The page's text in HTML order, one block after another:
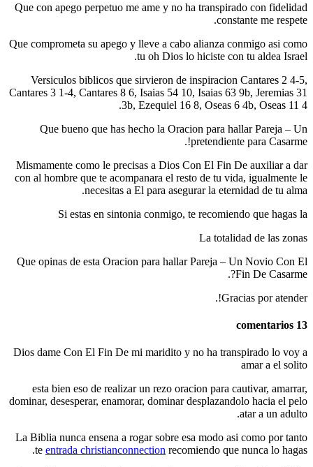
Que con apego perpetuo me ame y no ha transpirado con fidelidad
constante me respete.
Que comprometa su apego y lleve a cabo alianza conmigo asi como
tu oh Dios lo hiciste con tu aldea Israel.
Versiculos biblicos que sirvieron de inspiracion Cantares 2 4-5,
Cantares 3 1-4, Cantares 8 6, Isaias 54 10, Isaias 63 9b, Jeremias 31
3b, Ezequiel 16 8, Oseas 6 4b, Oseas 11 4.
Que bueno que has hecho la Oracion para hallar Pareja – Un
pretendiente para Casarme!.
Mismamente como le precisas a Dios Con El Fin De auxiliar a dar
con al hombre que te acompanara el resto de tu vida, igualmente le
necesitas a El para asegurar la eternidad de tu alma.
Si estas en sintonia conmigo, te recomiendo que hagas la
La totalidad de las zonas
Que opinas de esta Oracion para hallar Pareja – Un Novio Con El
Fin De Casarme?.
Gracias por atender!.
13 comentarios
Dios dame Con El Fin De mi maridito y no ha transpirado lo voy a
amar a el solito
esta bien eso de realizar un rezo oracion para cautivar, amarrar,
dominar, desesperar, enamorar, dominar desplazandolo hacia el pelo
atar a un adulto.
La Biblia nunca ensena a rogar sobre esa modo asi­ como por tanto
te entrada christianconnection recomiendo que nunca lo hagas.